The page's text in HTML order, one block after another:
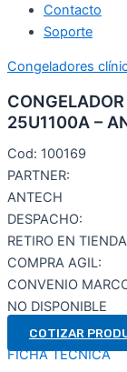
Contacto
Soporte
Congeladores
25U1100A –
Cod: 100169
PARTNER:
ANTECH
DESPACHO:
RETIRO EN
COMPRA AGIL:
CONVENIO
NO DISPONIBLE
COTIZAR
FICHA TÉCNICA